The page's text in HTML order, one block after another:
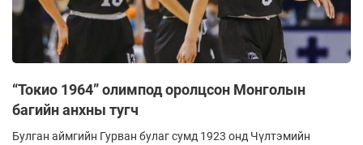
“Токио 1964” олимпод оролцсон Монголын
багийн анхны тугч
Булган аймгийн Гурван булаг сумд 1923 онд Чүлтэмийн